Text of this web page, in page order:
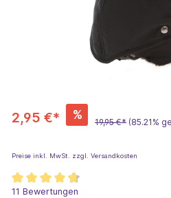
2,95 €* %
19,95 €* (85.21%
Preise inkl. MwSt. zzgl. Versandkosten
11 Bewertungen